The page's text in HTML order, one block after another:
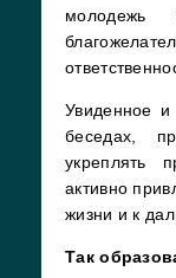
молодежь
Увиденное
беседах,
укреплять
активно
жизни и к
Так